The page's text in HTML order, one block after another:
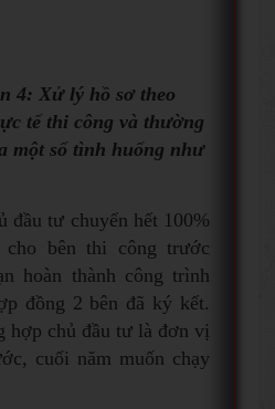
4: Xử lý hồ sơ theo
tế thi công và thường
một số tình huống như
đầu tư chuyển hết 100%
bên thi công trước
hoàn thành công trình
đồng 2 bên đã ký kết.
hợp chủ đầu tư là đơn vị
cuối năm muốn chạy